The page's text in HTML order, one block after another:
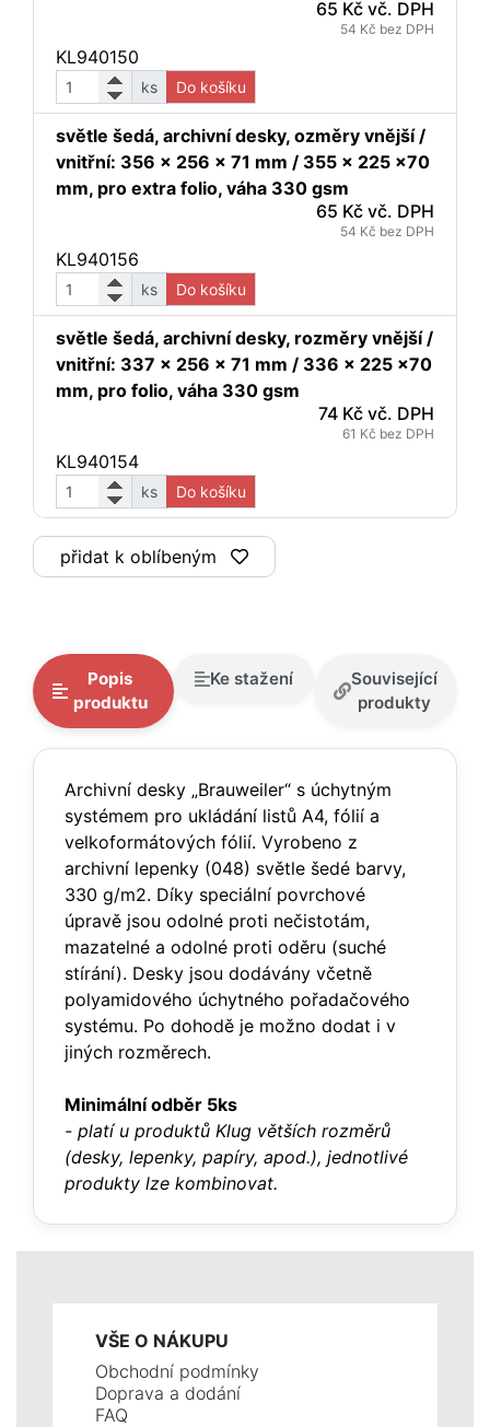
65 Kč vč. DPH
54 Kč bez DPH
KL940150
ks Do košíku
světle šedá, archivní desky, ozměry vnější /
vnitřní: 356 x 256 x 71 mm / 355 x 225 x70
mm, pro extra folio, váha 330 gsm
65 Kč vč. DPH
54 Kč bez DPH
KL940156
ks Do košíku
světle šedá, archivní desky, rozměry vnější /
vnitřní: 337 x 256 x 71 mm / 336 x 225 x70
mm, pro folio, váha 330 gsm
74 Kč vč. DPH
61 Kč bez DPH
KL940154
ks Do košíku
přidat k oblíbeným
Popis
produktu
Ke stažení
Související
produkty
Archivní desky „Brauweiler“ s úchytným
systémem pro ukládání listů A4, fólií a
velkoformátových fólií. Vyrobeno z
archivní lepenky (048) světle šedé barvy,
330 g/m2. Díky speciální povrchové
úpravě jsou odolné proti nečistotám,
mazatelné a odolné proti oděru (suché
stírání). Desky jsou dodávány včetně
polyamidového úchytného pořadačového
systému. Po dohodě je možno dodat i v
jiných rozměrech.
Minimální odběr 5ks
- platí u produktů Klug větších rozměrů
(desky, lepenky, papíry, apod.), jednotlivé
produkty lze kombinovat.
VŠE O NÁKUPU
Obchodní podmínky
Doprava a dodání
FAQ